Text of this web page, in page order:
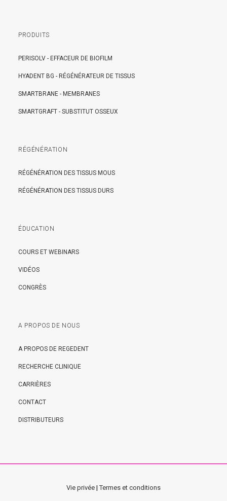
PRODUITS
PERISOLV - EFFACEUR DE BIOFILM
HYADENT BG - RÉGÉNÉRATEUR DE TISSUS
SMARTBRANE - MEMBRANES
SMARTGRAFT - SUBSTITUT OSSEUX
RÉGÉNÉRATION
RÉGÉNÉRATION DES TISSUS MOUS
RÉGÉNÉRATION DES TISSUS DURS
ÉDUCATION
COURS ET WEBINARS
VIDÉOS
CONGRÈS
A PROPOS DE NOUS
A PROPOS DE REGEDENT
RECHERCHE CLINIQUE
CARRIÈRES
CONTACT
DISTRIBUTEURS
Vie privée |Termes et conditions